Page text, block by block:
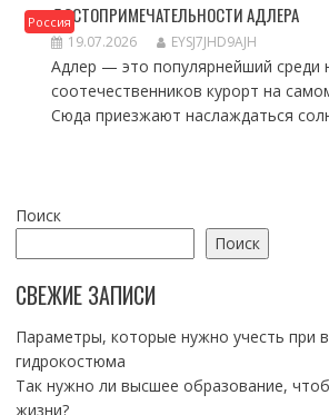
РоссияДОСТОПРИМЕЧАТЕЛЬНОСТИ АДЛЕРА
19.07.2026 EYSJ7JHD9AJH
Адлер — это популярнейший среди
соотечественников курорт на
Сюда приезжают наслаждаться
Поиск
Поиск
СВЕЖИЕ ЗАПИСИ
Параметры, которые нужно учесть при
гидрокостюма
Так нужно ли высшее образование,
жизни?